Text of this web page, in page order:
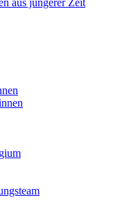
aus jüngerer Zeit